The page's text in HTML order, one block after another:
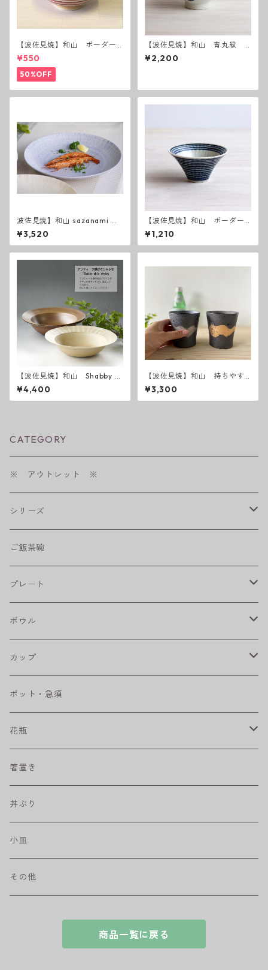
【波佐見焼】和山 ボーダー
茶碗 赤
¥550
50%OFF
【波佐見焼】和山 青丸紋
広東丼 小
¥2,200
波佐見焼】和山 sazanami ７
寸皿
¥3,520
【波佐見焼】和山 ボーダー
柄「藍駒」反り碗小
¥1,210
【波佐見焼】和山 Shabby c
hic style ボウル大
¥4,400
【波佐見焼】和山 持ちやす
さ抜群の焼酎カップ 刷
毛 波佐見焼
¥3,300
CATEGORY
※ アウトレット ※
シリーズ
shabby chic style
フラワーパレード
八角シリーズ
RONDE
ベベルボウル
プリーツ
藍駒
ワビカップ
ハンディ小皿
和ミモザ
ご飯茶碗
プレート
楕円皿
丸皿
長皿
角皿
取皿
盛皿
カレー＆パスタ皿
ボウル
大鉢
中鉢
小鉢
カップ
カップ
マグカップ
フリーカップ
そば猪口
ポット・急須
花瓶
水差し
箸置き
丼ぶり
小皿
その他
商品一覧に戻る